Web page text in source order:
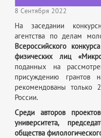
8 Сентября 2022
На заседании
агентства по делам
Всероссийского
физических лиц
поданных на
присуждению
рекомендованы только
России.
Среди авторов
университета,
общества